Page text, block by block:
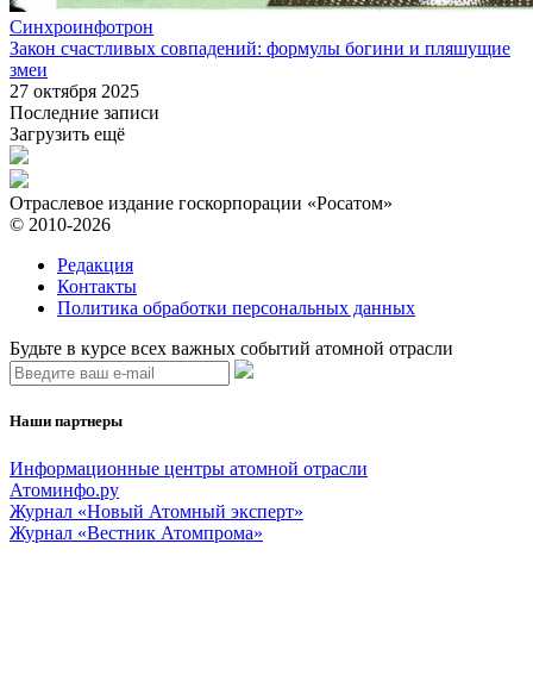
Синхроинфотрон
Закон счастливых совпадений: формулы богини и пляшущие
змеи
27 октября 2025
Последние записи
Загрузить ещё
Отраслевое издание госкорпорации «Росатом»
© 2010-2026
Редакция
Контакты
Политика обработки персональных данных
Будьте в курсе всех важных событий атомной отрасли
Наши партнеры
Информационные центры атомной отрасли
Атоминфо.ру
Журнал «Новый Атомный эксперт»
Журнал «Вестник Атомпрома»